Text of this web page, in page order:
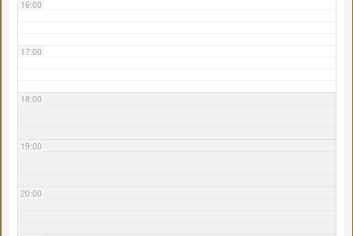
16:00
17:00
18:00
19:00
20:00